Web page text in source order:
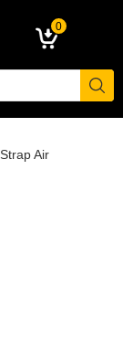
0
Air